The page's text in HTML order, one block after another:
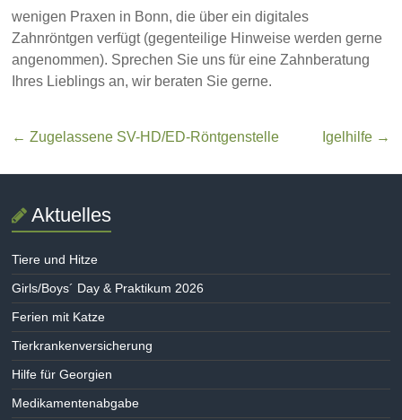
wenigen Praxen in Bonn, die über ein digitales
Zahnröntgen verfügt (gegenteilige Hinweise werden gerne
angenommen). Sprechen Sie uns für eine Zahnberatung
Ihres Lieblings an, wir beraten Sie gerne.
← Zugelassene SV-HD/ED-Röntgenstelle Igelhilfe →
Aktuelles
Tiere und Hitze
Girls/Boys´ Day & Praktikum 2026
Ferien mit Katze
Tierkrankenversicherung
Hilfe für Georgien
Medikamentenabgabe